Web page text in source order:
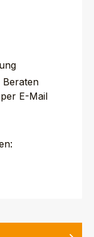
E-Mail